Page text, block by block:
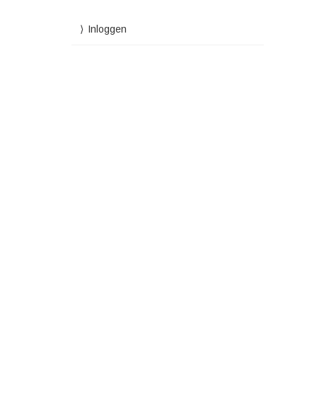
Inloggen